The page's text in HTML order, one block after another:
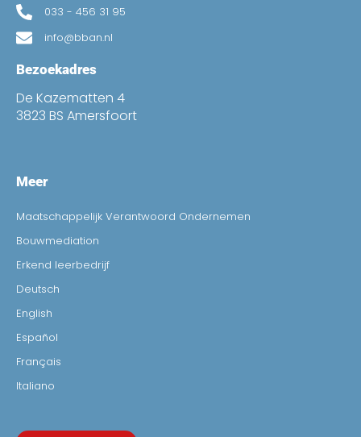
033 - 456 31 95
info@bban.nl
Bezoekadres
De Kazematten 4
3823 BS Amersfoort
Meer
Maatschappelijk Verantwoord Ondernemen
Bouwmediation
Erkend leerbedrijf
Deutsch
English
Español
Français
Italiano